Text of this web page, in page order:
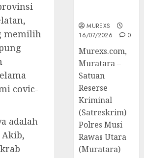
memilih
covic-
adalah
MUREXS
16/07/2026
0
Murexs.com,
Muratara –
Satuan
Reserse
Kriminal
(Satreskrim)
Polres Musi
Rawas Utara
(Muratara)